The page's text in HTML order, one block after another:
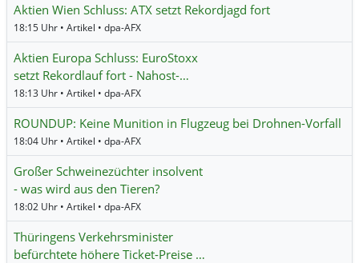
Aktien Wien Schluss: ATX setzt Rekordjagd fort
18:15 Uhr • Artikel • dpa-AFX
Aktien Europa Schluss: EuroStoxx
setzt Rekordlauf fort - Nahost-…
18:13 Uhr • Artikel • dpa-AFX
ROUNDUP: Keine Munition in Flugzeug bei Drohnen-Vorfall
18:04 Uhr • Artikel • dpa-AFX
Großer Schweinezüchter insolvent
- was wird aus den Tieren?
18:02 Uhr • Artikel • dpa-AFX
Thüringens Verkehrsminister
befürchtete höhere Ticket-Preise …